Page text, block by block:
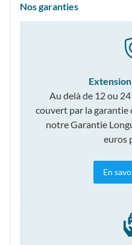
Nos garanties
Au delà de 12 ou
couvert par la
notre Garantie
euros
En